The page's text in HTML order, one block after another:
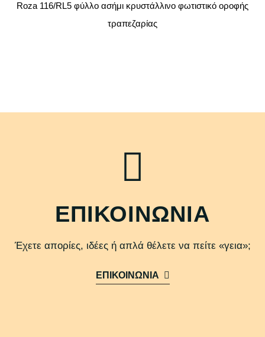
Roza 116/RL5 φύλλο ασήμι κρυστάλλινο φωτιστικό οροφής
τραπεζαρίας
ΕΠΙΚΟΙΝΩΝΙΑ
Έχετε απορίες, ιδέες ή απλά θέλετε να πείτε «γεια»;
ΕΠΙΚΟΙΝΩΝΙΑ